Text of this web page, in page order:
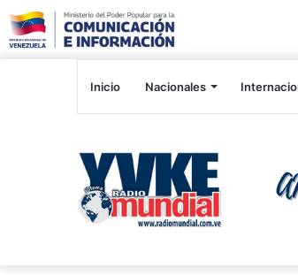
Inicio Nacionales